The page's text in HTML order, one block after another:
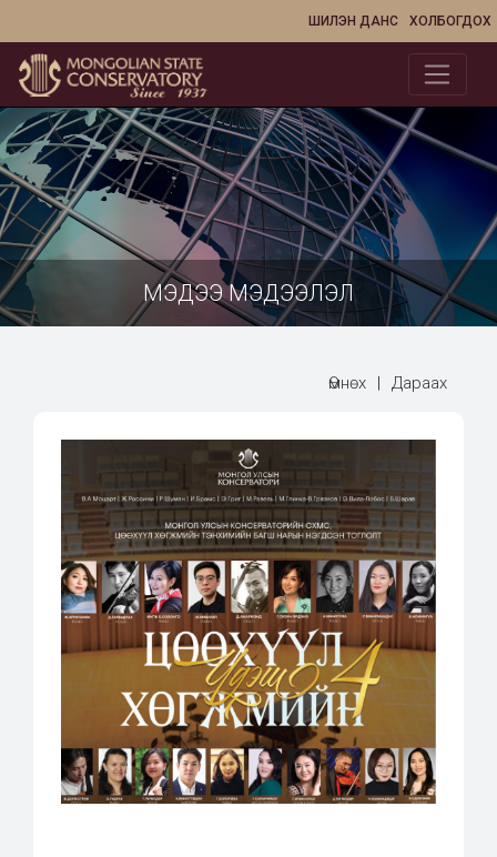
ХОЛБОГДОХ
ШИЛЭН ДАНС
МЭДЭЭ МЭДЭЭЛЭЛ
Өмнөх | Дараах